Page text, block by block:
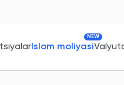
Islom moliyasi
NEW